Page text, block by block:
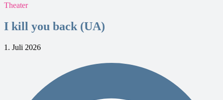
Theater
I kill you back (UA)
1. Juli 2026